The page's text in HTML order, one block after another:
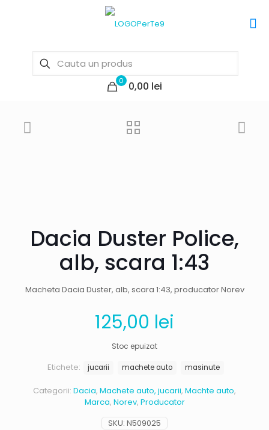
0 0,00 lei
Dacia Duster Police,
alb, scara 1:43
Macheta Dacia Duster, alb, scara 1:43, producator Norev
125,00 lei
Stoc epuizat
SKU: N509025
Categorii: Dacia, Machete auto, jucarii, Machte auto,
Marca, Norev, Producator
Etichete: jucarii machete auto masinute